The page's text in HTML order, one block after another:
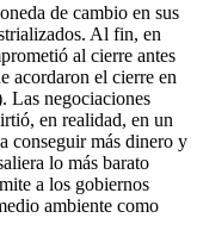
de cambio en sus
Al fin, en
al cierre antes
acordaron el cierre en
Las negociaciones
en realidad, en un
conseguir más dinero y
lo más barato
a los gobiernos
ambiente como